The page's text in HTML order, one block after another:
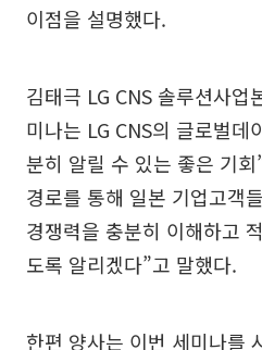
이점을 설명했다.
김태극 LG CNS 솔루션사업
미나는 LG CNS의 글로벌데
분히 알릴 수 있는 좋은 기
경로를 통해 일본 기업고객
경쟁력을 충분히 이해하고
도록 알리겠다”고 말했다.
한편 양사는 이번 세미나를